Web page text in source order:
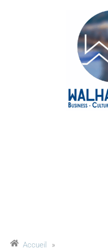
Accueil
»